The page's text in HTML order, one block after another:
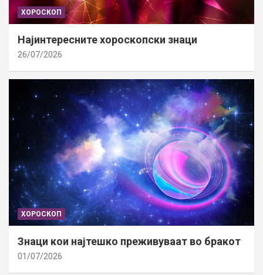
ХОРОСКОП
Најинтересните хороскопски знаци
26/07/2026
ХОРОСКОП
Знаци кои најтешко преживуваат во бракот
01/07/2026